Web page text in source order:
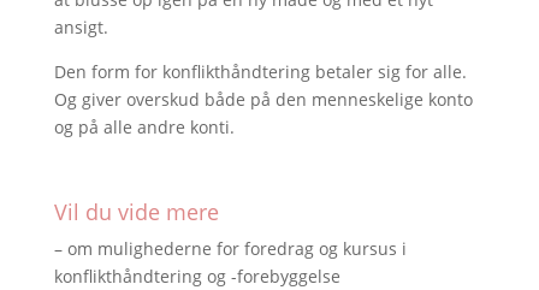
ansigt.
Den form for konflikthåndtering betaler sig for alle.
Og giver overskud både på den menneskelige konto
og på alle andre konti.
Vil du vide mere
– om mulighederne for foredrag og kursus i
konflikthåndtering og -forebyggelse